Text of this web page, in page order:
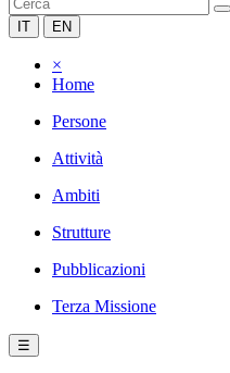
IT EN
×
Home
Persone
Attività
Ambiti
Strutture
Pubblicazioni
Terza Missione
☰